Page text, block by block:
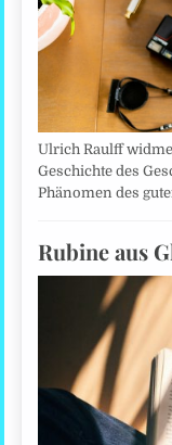
Ulrich Raulff
Geschichte des
Phänomen des
Rubine aus